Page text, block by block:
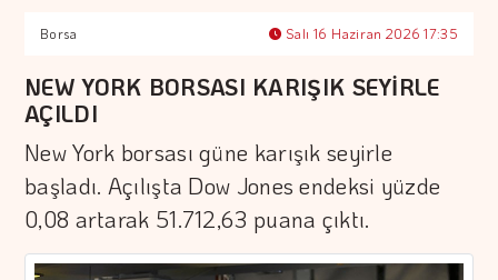
Borsa Salı 16 Haziran 2026 17:35
NEW YORK BORSASI KARIŞIK SEYİRLE
AÇILDI
New York borsası güne karışık seyirle
başladı. Açılışta Dow Jones endeksi yüzde
0,08 artarak 51.712,63 puana çıktı.